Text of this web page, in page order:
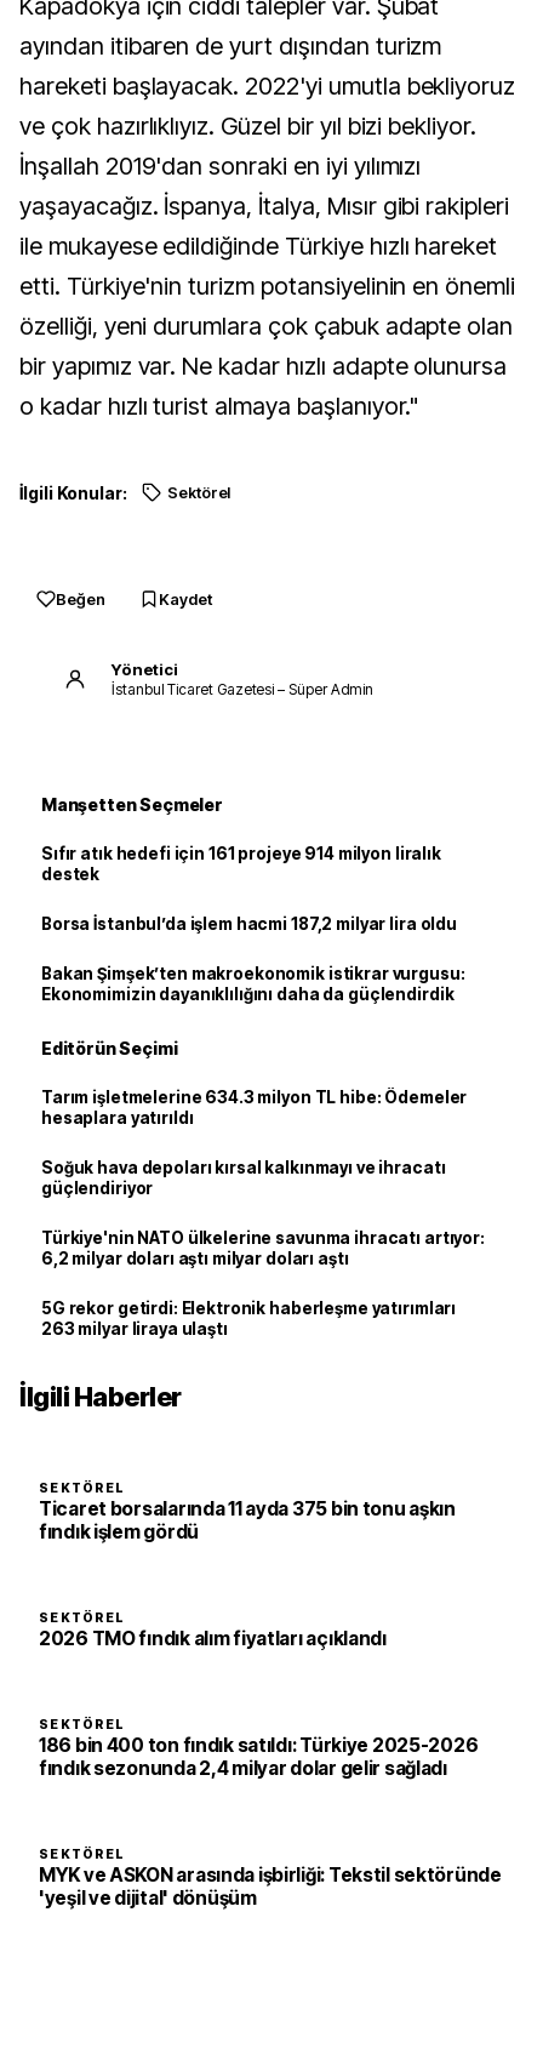
Kapadokya için ciddi talepler var. Şubat
ayından itibaren de yurt dışından turizm
hareketi başlayacak. 2022'yi umutla bekliyoruz
ve çok hazırlıklıyız. Güzel bir yıl bizi bekliyor.
İnşallah 2019'dan sonraki en iyi yılımızı
yaşayacağız. İspanya, İtalya, Mısır gibi rakipleri
ile mukayese edildiğinde Türkiye hızlı hareket
etti. Türkiye'nin turizm potansiyelinin en önemli
özelliği, yeni durumlara çok çabuk adapte olan
bir yapımız var. Ne kadar hızlı adapte olunursa
o kadar hızlı turist almaya başlanıyor."
İlgili Konular: Sektörel
Beğen Kaydet
Yönetici
İstanbul Ticaret Gazetesi – Süper Admin
Manşetten Seçmeler
Sıfır atık hedefi için 161 projeye 914 milyon liralık
destek
Borsa İstanbul’da işlem hacmi 187,2 milyar lira oldu
Bakan Şimşek’ten makroekonomik istikrar vurgusu:
Ekonomimizin dayanıklılığını daha da güçlendirdik
Editörün Seçimi
Tarım işletmelerine 634.3 milyon TL hibe: Ödemeler
hesaplara yatırıldı
Soğuk hava depoları kırsal kalkınmayı ve ihracatı
güçlendiriyor
Türkiye'nin NATO ülkelerine savunma ihracatı artıyor:
6,2 milyar doları aştı milyar doları aştı
5G rekor getirdi: Elektronik haberleşme yatırımları
263 milyar liraya ulaştı
İlgili Haberler
SEKTÖREL
Ticaret borsalarında 11 ayda 375 bin tonu aşkın
fındık işlem gördü
SEKTÖREL
2026 TMO fındık alım fiyatları açıklandı
SEKTÖREL
186 bin 400 ton fındık satıldı: Türkiye 2025-2026
fındık sezonunda 2,4 milyar dolar gelir sağladı
SEKTÖREL
MYK ve ASKON arasında işbirliği: Tekstil sektöründe
'yeşil ve dijital' dönüşüm